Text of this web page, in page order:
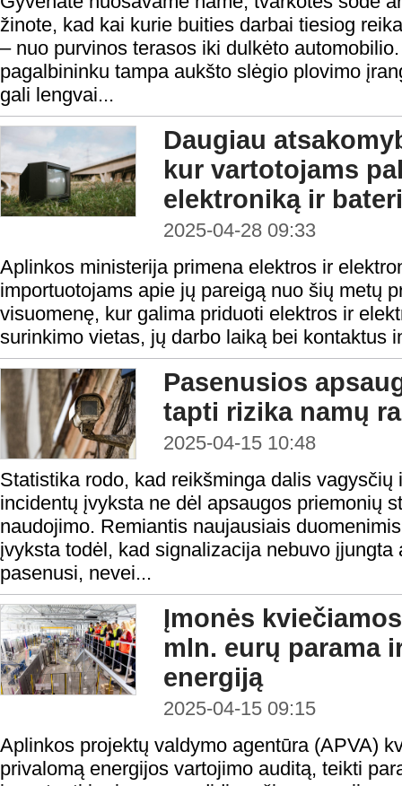
žinote, kad kai kurie buities darbai tiesiog
– nuo purvinos terasos iki dulkėto
pagalbininku tampa aukšto slėgio plovimo
gali lengvai...
Daugiau
kur vartotojams
elektroniką ir
2025-04-28 09:33
Aplinkos ministerija primena elektros ir
importuotojams apie jų pareigą nuo šių metų
visuomenę, kur galima priduoti elektros ir
surinkimo vietas, jų darbo laiką bei kontaktus
Pasenusios
tapti rizika namų
2025-04-15 10:48
Statistika rodo, kad reikšminga dalis vagysčių
incidentų įvyksta ne dėl apsaugos priemonių
naudojimo. Remiantis naujausiais
įvyksta todėl, kad signalizacija nebuvo įjungta
pasenusi, nevei...
Įmonės
mln. eurų parama
energiją
2025-04-15 09:15
Aplinkos projektų valdymo agentūra (APVA)
privalomą energijos vartojimo auditą, teikti